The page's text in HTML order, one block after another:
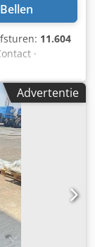
Bellen
11.604
·
4x4
*
Cedpfx Acskq
* Totaal
*
Advertentie